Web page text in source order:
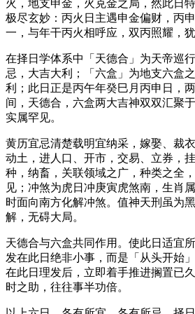
火，地支申金，火克金之局，然此日
极尽玄妙：丙火日主遇申金偏财，丙
一，与年干丙火相呼应，双丙照耀，犹
在择日学体系中「天德合」为天帝巡
忌，大吉大利；「六盒」为地支六盒
利；此日正是丙午年癸巳月丙申日，
间，天德合，六盒两大吉神双双汇聚
实属罕见。
黄历宜忌清楚载明宜纳采，嫁娶、裁
动土，进人口、开市，交易、立券，
种，纳畜，关联领域之广，种类之全
见；冲煞为虎日冲庚寅虎煞南，生肖
时面向南方化解冲煞。值神天刑虽为
解，无碍大局。
天德合与六盒共同作用。使此日适宜
发在此日绝非小事，而是「从头开始
在此日理发后，立即着手推进搁置已
时之助，往往事半功倍。